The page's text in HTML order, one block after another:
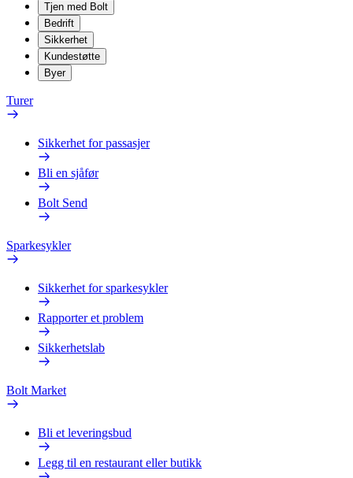
Tjen med Bolt
Bedrift
Sikkerhet
Kundestøtte
Byer
Turer
Sikkerhet for passasjer
Bli en sjåfør
Bolt Send
Sparkesykler
Sikkerhet for sparkesykler
Rapporter et problem
Sikkerhetslab
Bolt Market
Bli et leveringsbud
Legg til en restaurant eller butikk